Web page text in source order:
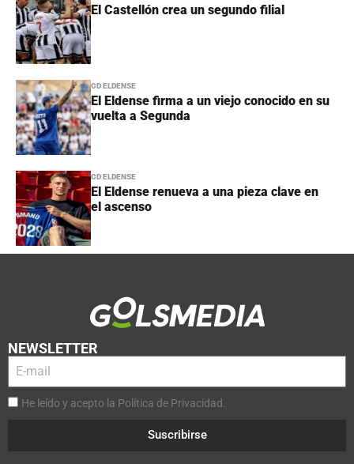
El Castellón crea un segundo filial
CD ELDENSE
El Eldense firma a un viejo conocido en su
vuelta a Segunda
CD ELDENSE
El Eldense renueva a una pieza clave en
el ascenso
NEWSLETTER
He leído y acepto la Política de Privacidad.
Suscribirse